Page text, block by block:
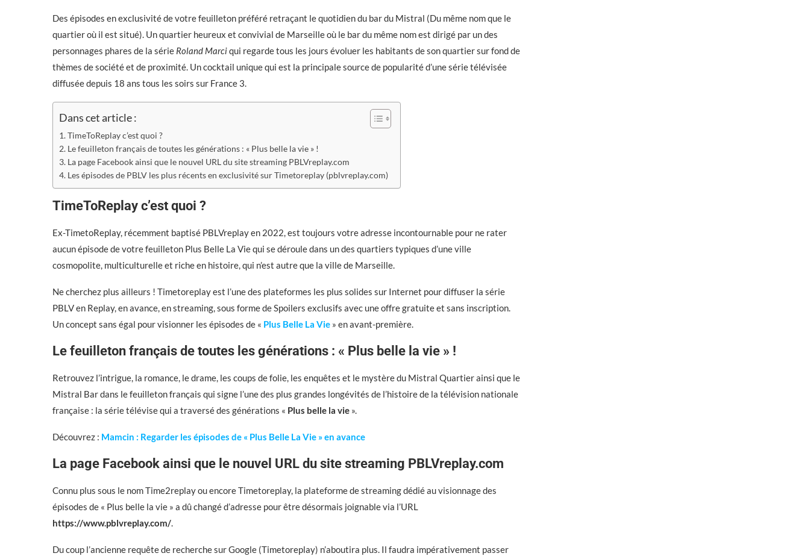
Des épisodes en exclusivité de votre feuilleton préféré retraçant le quotidien du bar du Mistral (Du même nom que le
quartier où il est situé). Un quartier heureux et convivial de Marseille où le bar du même nom est dirigé par un des
personnages phares de la série Roland Marciqui regarde tous les jours évoluer les habitants de son quartier sur fond de
thèmes de société et de proximité. Un cocktail unique qui est la principale source de popularité d’une série télévisée
diffusée depuis 18 ans tous les soirs sur France 3.
Dans cet article :
TimeToReplay c’est quoi ?
Le feuilleton français de toutes les générations : « Plus belle la vie » !
La page Facebook ainsi que le nouvel URL du site streaming PBLVreplay.com
Les épisodes de PBLV les plus récents en exclusivité sur Timetoreplay (pblvreplay.com)
TimeToReplay c’est quoi ?
Ex-TimetoReplay, récemment baptisé PBLVreplay en 2022, est toujours votre adresse incontournable pour ne rater
aucun épisode de votre feuilleton Plus Belle La Vie qui se déroule dans un des quartiers typiques d’une ville
cosmopolite, multiculturelle et riche en histoire, qui n’est autre que la ville de Marseille.
Ne cherchez plus ailleurs ! Timetoreplay est l’une des plateformes les plus solides sur Internet pour diffuser la série
PBLV en Replay, en avance, en streaming, sous forme de Spoilers exclusifs avec une offre gratuite et sans inscription.
Un concept sans égal pour visionner les épisodes de « Plus Belle La Vie » en avant-première.
Le feuilleton français de toutes les générations : « Plus belle la vie » !
Retrouvez l’intrigue, la romance, le drame, les coups de folie, les enquêtes et le mystère du Mistral Quartier ainsi que le
Mistral Bar dans le feuilleton français qui signe l’une des plus grandes longévités de l’histoire de la télévision nationale
française : la série télévise qui a traversé des générations « Plus belle la vie ».
Découvrez : Mamcin : Regarder les épisodes de « Plus Belle La Vie » en avance
La page Facebook ainsi que le nouvel URL du site streaming PBLVreplay.com
Connu plus sous le nom Time2replay ou encore Timetoreplay, la plateforme de streaming dédié au visionnage des
épisodes de « Plus belle la vie » a dû changé d’adresse pour être désormais joignable via l’URL
https://www.pblvreplay.com/.
Du coup l’ancienne requête de recherche sur Google (Timetoreplay) n’aboutira plus. Il faudra impérativement passer